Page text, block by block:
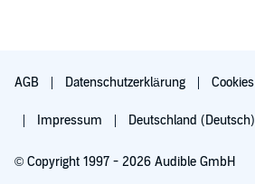
AGB Datenschutzerklärung Cookies
Impressum Deutschland (Deutsch)
© Copyright 1997 - 2026 Audible GmbH